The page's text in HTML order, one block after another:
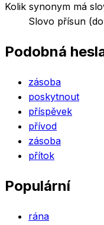
Kolik synonym má
Slovo přísun
Podobná
zásoba
poskytnout
příspěvek
přívod
zásoba
přítok
Populární
rána